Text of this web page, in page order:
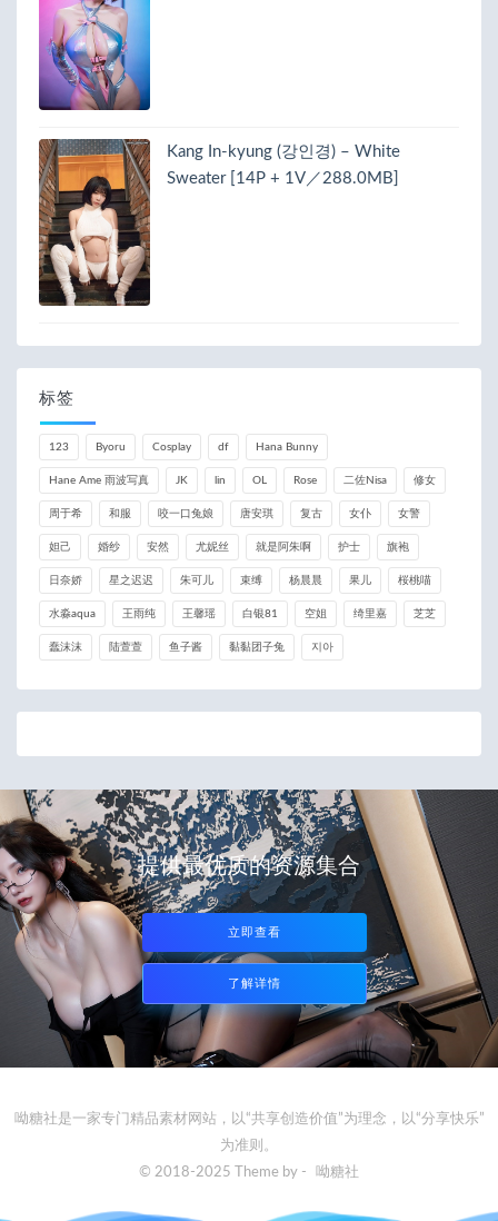
Kang In-kyung (강인경) – White
Sweater [14P + 1V／288.0MB]
标签
123 Byoru Cosplay df Hana Bunny
Hane Ame 雨波写真 JK lin OL Rose 二佐Nisa 修女
周于希 和服 咬一口兔娘 唐安琪 复古 女仆 女警
妲己 婚纱 安然 尤妮丝 就是阿朱啊 护士 旗袍
日奈娇 星之迟迟 朱可儿 束缚 杨晨晨 果儿 桜桃喵
水淼aqua 王雨纯 王馨瑶 白银81 空姐 绮里嘉 芝芝
蠢沫沫 陆萱萱 鱼子酱 黏黏团子兔 지아
提供最优质的资源集合
立即查看
了解详情
呦糖社是一家专门精品素材网站，以“共享创造价值”为理念，以“分享快乐”
为准则。
© 2018-2025 Theme by -
呦糖社